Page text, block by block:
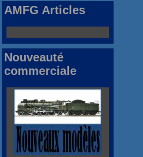
AMFG Articles
Nouveauté
commerciale